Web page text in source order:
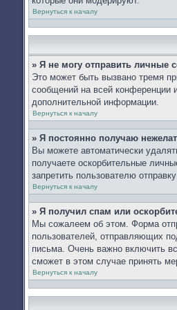
Вернуться к началу
» Я не могу отправить личные
Это может быть вызвано тремя
сообщений на всей конференции
дополнительной информации.
Вернуться к началу
» Я постоянно получаю
Вы можете автоматически
получаете оскорбительные
запретить пользователю
Вернуться к началу
» Я получил спам или
Мы сожалеем об этом. Форма
пользователей, отправляющих
письма. Очень важно включить
сможет в этом случае принять
Вернуться к началу